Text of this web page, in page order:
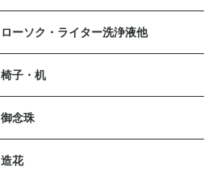
法衣カバン
頭陀袋（袋物）
ローソク・ライター洗浄液他
洋ローソク>日之出富士
ローカット
ローがとれます
ライター
芯切り鋏
洗浄液
椅子・机
御詠歌テーブルⅡ
御詠歌用スツール
木製椅子
スチール椅子
アルミ椅子
座椅子
法事・接客机
御念珠
男性用
女性用
星月菩提樹
装束念珠 尺八寸
造花